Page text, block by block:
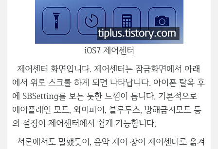
iOS7 제어센터
제어센터 화면입니다. 제어센터는 잠금화면에서 아래
에서 위로 스크롤 하게 되면 나타납니다. 아이폰 탈옥 후
에 SBSetting를 보는 듯한 느낌이 듭니다. 기본적으로
에어플레인 모드, 와이파이, 블루투스, 방해금지모드 등
의 설정이 제어센터에서 쉽게 가능합니다.
서론에서도 말했듯이, 음악 제어 창이 제어센터로 옮겨